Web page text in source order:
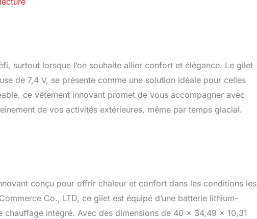
surtout lorsque l’on souhaite allier confort et élégance. Le gilet
de 7,4 V, se présente comme une solution idéale pour celles
ce vêtement innovant promet de vous accompagner avec
de vos activités extérieures, même par temps glacial.
conçu pour offrir chaleur et confort dans les conditions les
Co., LTD, ce gilet est équipé d’une batterie lithium-
chauffage intégré. Avec des dimensions de 40 x 34,49 x 10,31